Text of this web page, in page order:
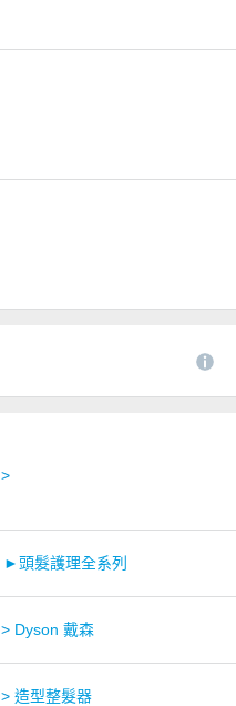
>
►頭髮護理全系列
> Dyson 戴森
> 造型整髮器